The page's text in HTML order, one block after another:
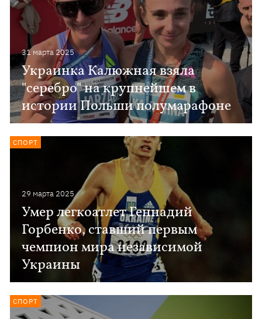
31 марта 2025
Украинка Калюжная взяла
"серебро" на крупнейшем в
истории Польши полумарафоне
29 марта 2025
Умер легкоатлет Геннадий
Горбенко, ставший первым
чемпион мира независимой
Украины
СПОРТ
СПОРТ